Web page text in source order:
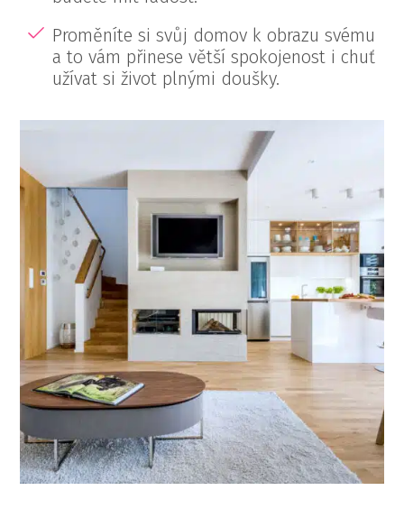
Proměníte si svůj domov k obrazu svému
a to vám přinese větší spokojenost i chuť
užívat si život plnými doušky.